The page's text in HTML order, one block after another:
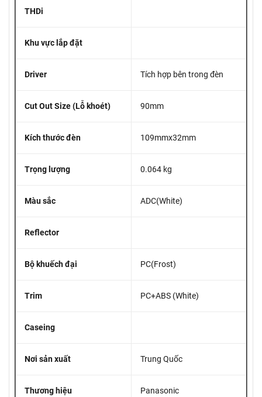
THDi
Khu vực lắp đặt
Driver Tích hợp bên trong đèn
Cut Out Size (Lỗ khoét) 90mm
Kích thước đèn 109mmx32mm
Trọng lượng 0.064 kg
Màu sắc ADC(White)
Reflector
Bộ khuếch đại PC(Frost)
Trim PC+ABS (White)
Caseing
Nơi sản xuất Trung Quốc
Thương hiệu Panasonic